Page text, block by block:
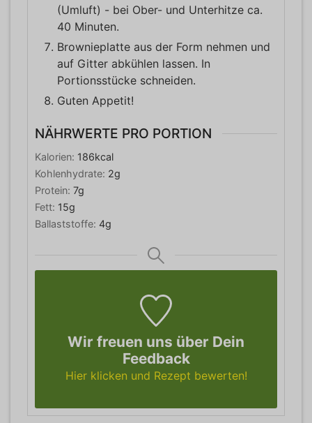
(Umluft) - bei Ober- und Unterhitze ca.
40 Minuten.
Brownieplatte aus der Form nehmen und
auf Gitter abkühlen lassen. In
Portionsstücke schneiden.
Guten Appetit!
NÄHRWERTE PRO PORTION
Kalorien: 186kcal
Kohlenhydrate: 2g
Protein: 7g
Fett: 15g
Ballaststoffe: 4g
Wir freuen uns über Dein
Feedback
Hier klicken und Rezept bewerten!